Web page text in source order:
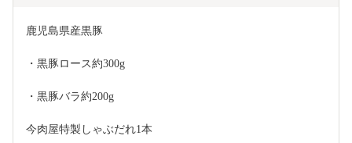
鹿児島県産黒豚
・黒豚ロース約300g
・黒豚バラ約200g
今肉屋特製しゃぶだれ1本